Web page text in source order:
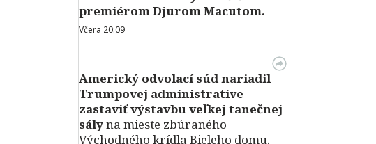
premiérom Djurom Macutom.
Včera 20:09
Americký odvolací súd nariadil
Trumpovej administratíve
zastaviť výstavbu veľkej tanečnej
sályna mieste zbúraného
Východného krídla Bieleho domu.